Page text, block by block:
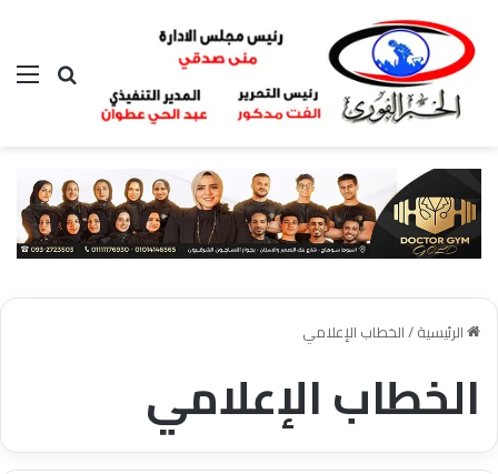
بحث عن
الرئيسية/الخطاب الإعلامي
الخطاب الإعلامي